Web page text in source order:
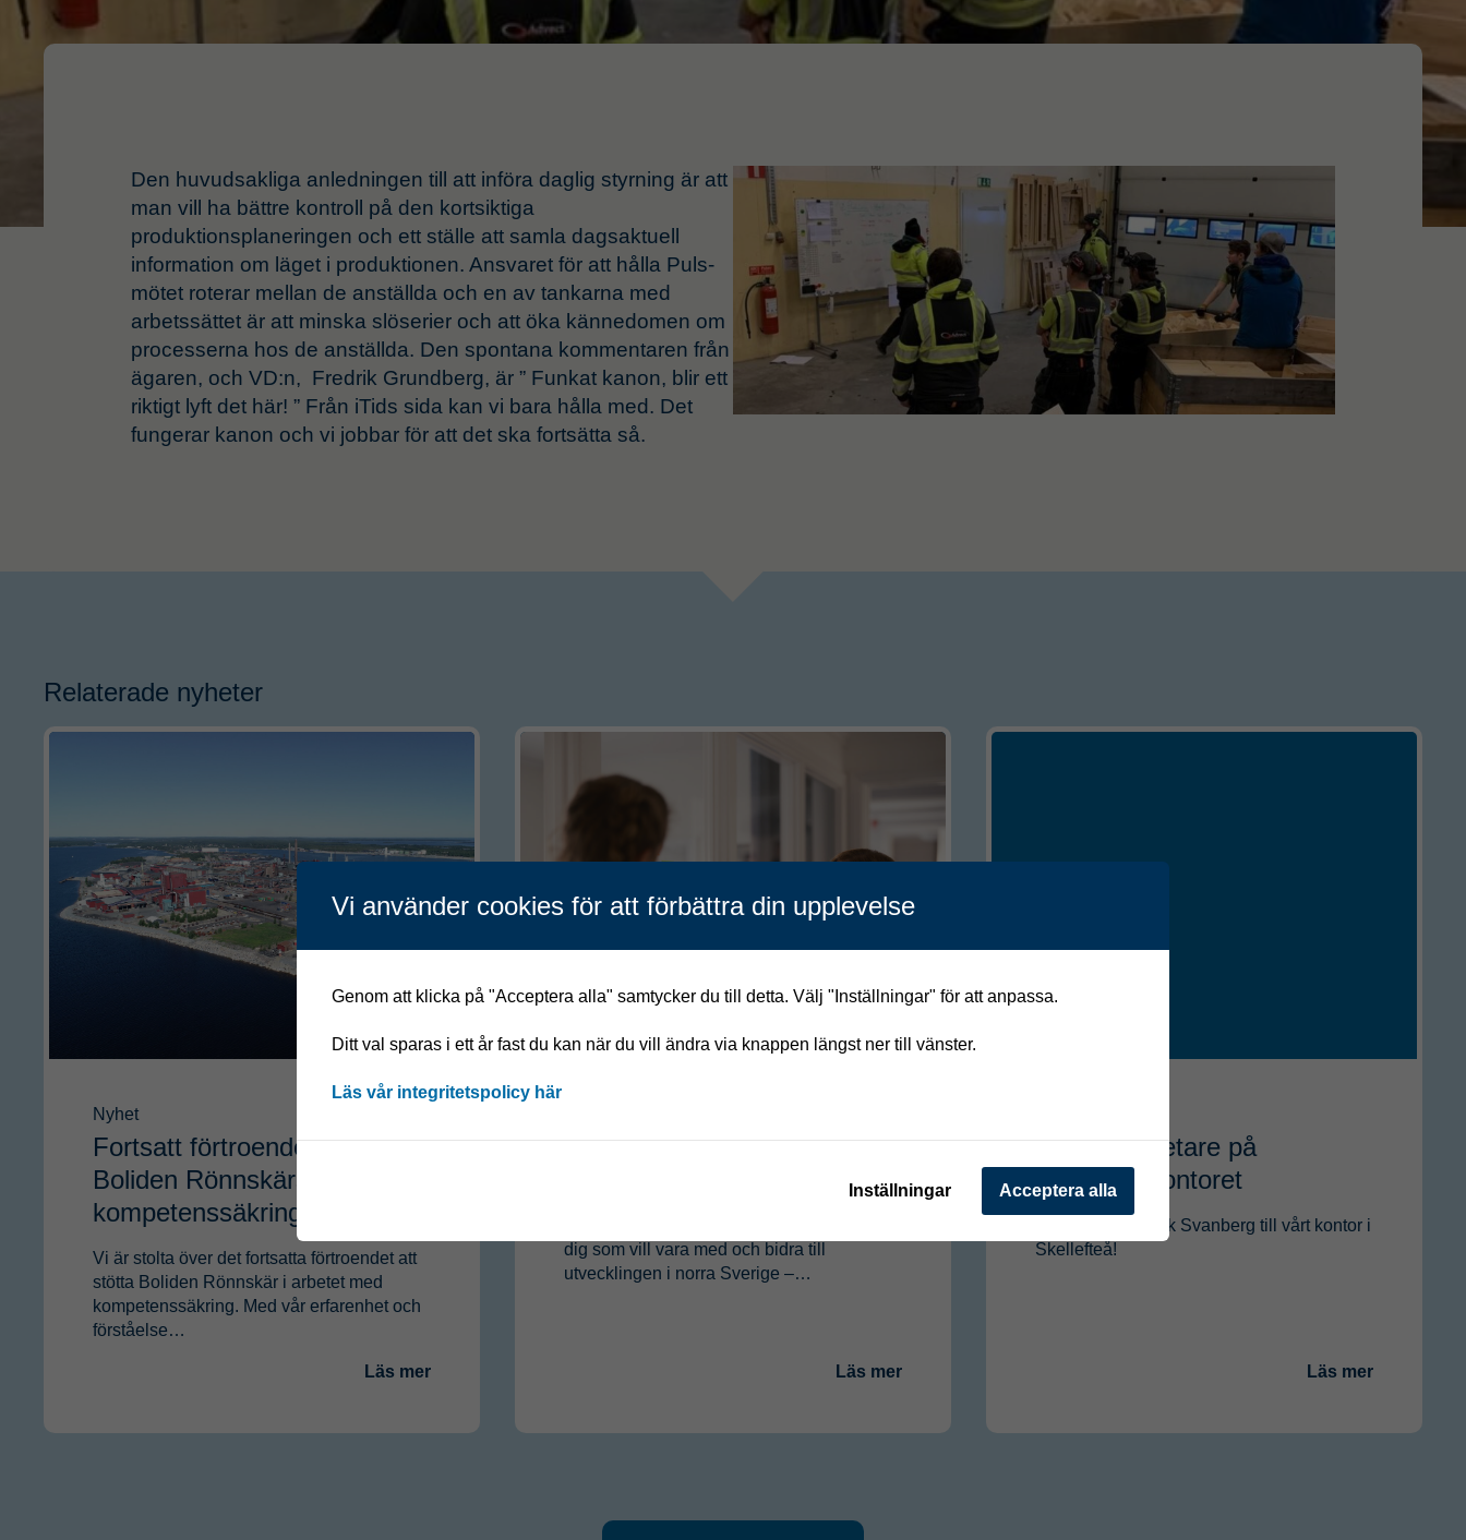
Produktionsstrategi​
Layout​
Supply Chain Management
Affärssystem och integration
Leverantörsutveckling
Transportlogistik
Logistik
Affärsutveckling
Säljstrategi ​
Produktstrategi​
Affärsstrategi​​
Säljorganisation​
Den huvudsakliga anledningen till att införa daglig styrning är att
man vill ha bättre kontroll på den kortsiktiga
produktionsplaneringen och ett ställe att samla dagsaktuell
information om läget i produktionen. Ansvaret för att hålla Puls-
mötet roterar mellan de anställda och en av tankarna med
arbetssättet är att minska slöserier och att öka kännedomen om
processerna hos de anställda. Den spontana kommentaren från
ägaren, och VD:n, Fredrik Grundberg, är ” Funkat kanon, blir ett
riktigt lyft det här! ” Från iTids sida kan vi bara hålla med. Det
fungerar kanon och vi jobbar för att det ska fortsätta så.
Relaterade nyheter
Nyhet
Fortsatt förtroende att stärka
Boliden Rönnskärs
kompetenssäkring
Vi är stolta över det fortsatta förtroendet att
stötta Boliden Rönnskär i arbetet med
kompetenssäkring. Med vår erfarenhet och
förståelse…
Läs mer
Vi söker en ny kollega till
dig som vill vara med och bidra till
utvecklingen i norra Sverige –…
Läs mer
Ny medarbetare på
Skellefteåkontoret
Vi välkomnar Dick Svanberg till vårt kontor i
Skellefteå!
Läs mer
Vi använder cookies för att förbättra din upplevelse
Genom att klicka på "Acceptera alla" samtycker du till detta. Välj "Inställningar" för att anpassa.
Ditt val sparas i ett år fast du kan när du vill ändra via knappen längst ner till vänster.
Läs vår integritetspolicy här
Inställningar Acceptera alla